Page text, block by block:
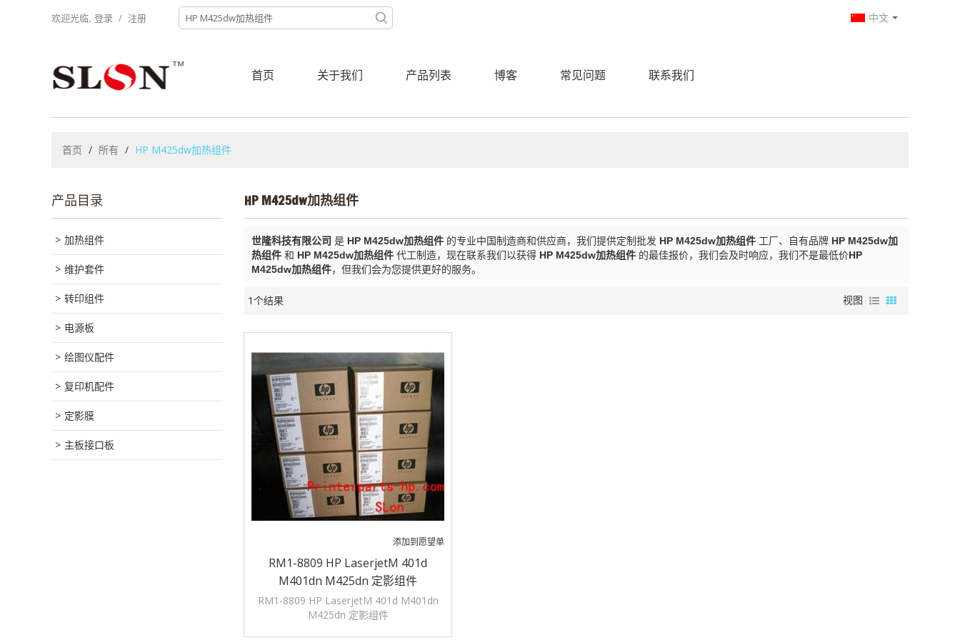
欢迎光临, 登录 / 注册 中文
首页 关于我们 产品列表 博客 常见问题 联系我们
首页 / 所有 / HP M425dw加热组件
产品目录
加热组件
维护套件
转印组件
电源板
绘图仪配件
复印机配件
定影膜
主板接口板
HP M425dw加热组件
世隆科技有限公司 是 HP M425dw加热组件 的专业中国制造商和供应商，我们提供定制批发 HP M425dw加热组件 工厂、自有品牌 HP M425dw加
热组件 和 HP M425dw加热组件 代工制造，现在联系我们以获得 HP M425dw加热组件 的最佳报价，我们会及时响应，我们不是最低价HP
M425dw加热组件，但我们会为您提供更好的服务。
1个结果 视图
添加到愿望单
RM1-8809 HP LaserjetM 401d
M401dn M425dn 定影组件
RM1-8809 HP LaserjetM 401d M401dn
M425dn 定影组件